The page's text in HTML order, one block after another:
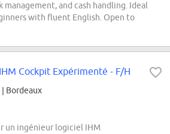
management, and cash handling. Ideal
with fluent English. Open to
Cockpit Expérimenté - F/H
| Bordeaux
un ingénieur logiciel IHM